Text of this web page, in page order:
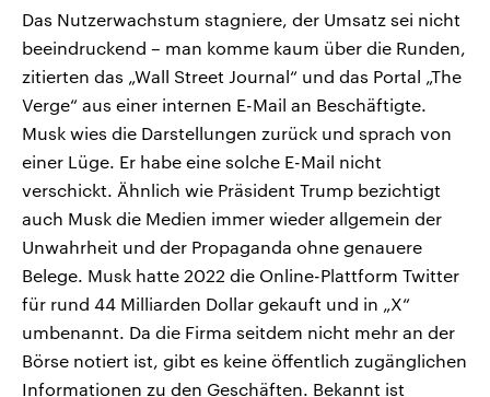
Das Nutzerwachstum stagniere, der Umsatz sei nicht
beeindruckend – man komme kaum über die Runden,
zitierten das „Wall Street Journal“ und das Portal „The
Verge“ aus einer internen E-Mail an Beschäftigte.
Musk wies die Darstellungen zurück und sprach von
einer Lüge. Er habe eine solche E-Mail nicht
verschickt. Ähnlich wie Präsident Trump bezichtigt
auch Musk die Medien immer wieder allgemein der
Unwahrheit und der Propaganda ohne genauere
Belege. Musk hatte 2022 die Online-Plattform Twitter
für rund 44 Milliarden Dollar gekauft und in „X“
umbenannt. Da die Firma seitdem nicht mehr an der
Börse notiert ist, gibt es keine öffentlich zugänglichen
Informationen zu den Geschäften. Bekannt ist